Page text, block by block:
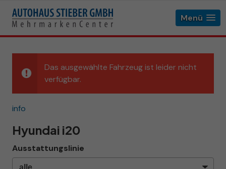
Menü
Das ausgewählte Fahrzeug ist leider nicht
verfügbar.
info
Hyundai i20
Ausstattungslinie